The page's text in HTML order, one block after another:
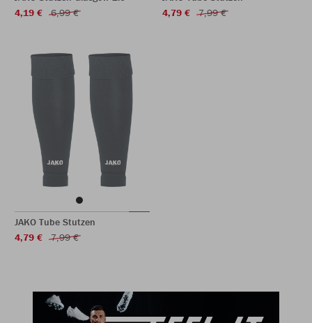
4,19 €
6,99 €
4,79 €
7,99 €
JAKO Tube Stutzen
4,79 €
7,99 €